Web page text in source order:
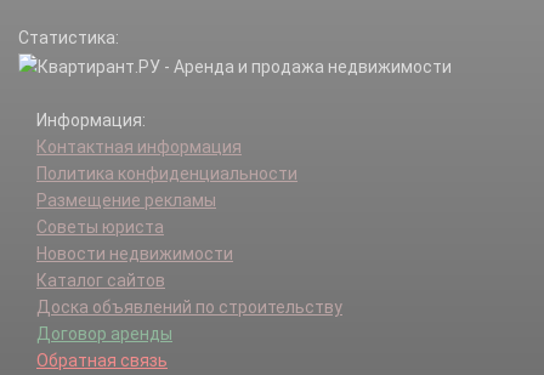
Статистика:
Информация:
Контактная информация
Политика конфиденциальности
Размещение рекламы
Советы юриста
Новости недвижимости
Каталог сайтов
Доска объявлений по строительству
Договор аренды
Обратная связь